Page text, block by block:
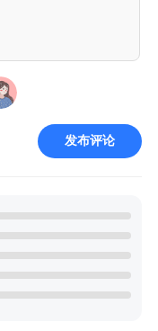
发布评论